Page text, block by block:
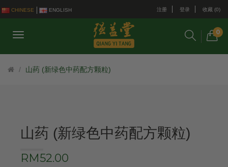
CHINESE ENGLISH 注册 登录 收藏 (0)
0
山药 (新绿色中药配方颗粒)
山药 (新绿色中药配方颗粒)
RM52.00